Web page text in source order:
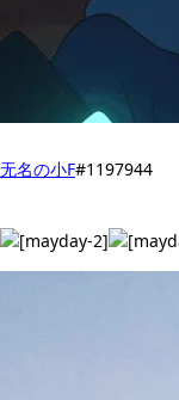
无名の小F#1197944